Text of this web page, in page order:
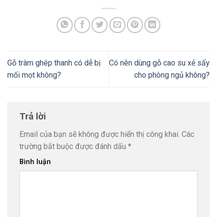
Gỗ tràm ghép thanh có dễ bị
mối mọt không?
Có nên dùng gỗ cao su xẻ sấy
cho phòng ngủ không?
Trả lời
Email của bạn sẽ không được hiển thị công khai. Các
trường bắt buộc được đánh dấu *
Bình luận